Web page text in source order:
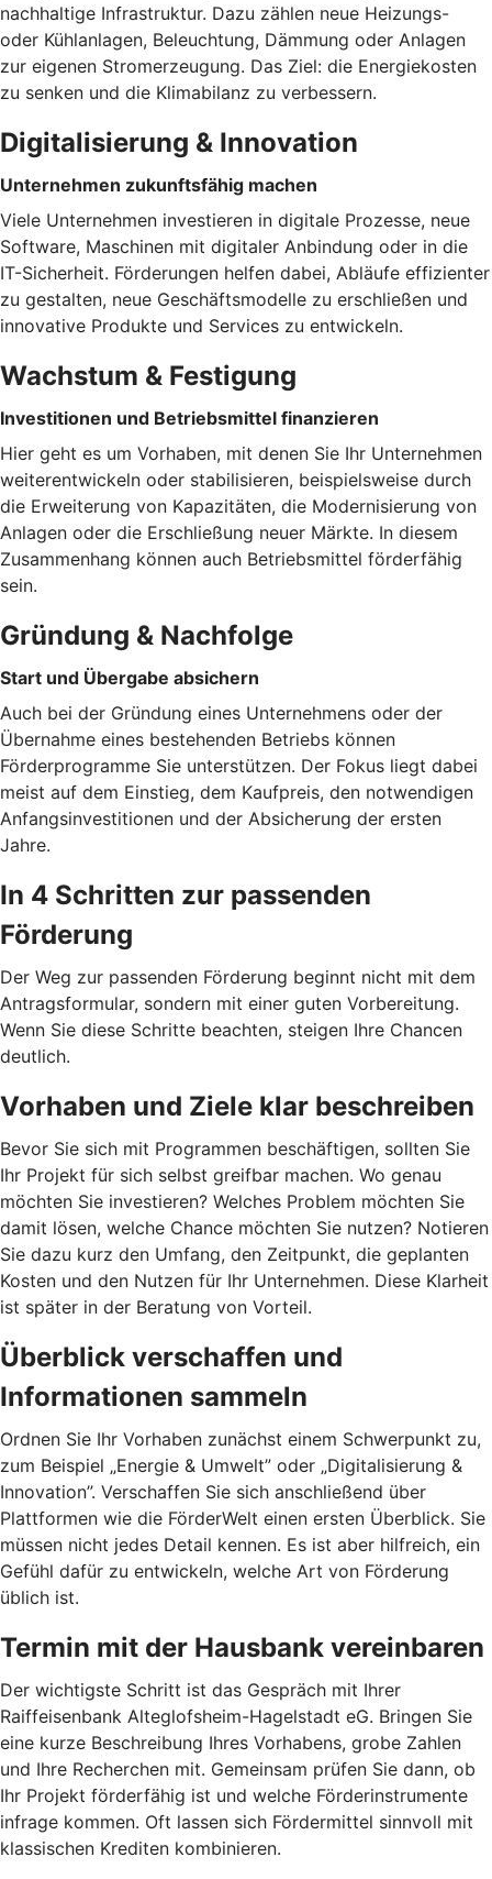
nachhaltige Infrastruktur. Dazu zählen neue Heizungs-
oder Kühlanlagen, Beleuchtung, Dämmung oder Anlagen
zur eigenen Stromerzeugung. Das Ziel: die Energiekosten
zu senken und die Klimabilanz zu verbessern.
Digitalisierung & Innovation
Unternehmen zukunftsfähig machen
Viele Unternehmen investieren in digitale Prozesse, neue
Software, Maschinen mit digitaler Anbindung oder in die
IT-Sicherheit. Förderungen helfen dabei, Abläufe effizienter
zu gestalten, neue Geschäftsmodelle zu erschließen und
innovative Produkte und Services zu entwickeln.
Wachstum & Festigung
Investitionen und Betriebsmittel finanzieren
Hier geht es um Vorhaben, mit denen Sie Ihr Unternehmen
weiterentwickeln oder stabilisieren, beispielsweise durch
die Erweiterung von Kapazitäten, die Modernisierung von
Anlagen oder die Erschließung neuer Märkte. In diesem
Zusammenhang können auch Betriebsmittel förderfähig
sein.
Gründung & Nachfolge
Start und Übergabe absichern
Auch bei der Gründung eines Unternehmens oder der
Übernahme eines bestehenden Betriebs können
Förderprogramme Sie unterstützen. Der Fokus liegt dabei
meist auf dem Einstieg, dem Kaufpreis, den notwendigen
Anfangsinvestitionen und der Absicherung der ersten
Jahre.
In 4 Schritten zur passenden
Förderung
Der Weg zur passenden Förderung beginnt nicht mit dem
Antragsformular, sondern mit einer guten Vorbereitung.
Wenn Sie diese Schritte beachten, steigen Ihre Chancen
deutlich.
Vorhaben und Ziele klar beschreiben
Bevor Sie sich mit Programmen beschäftigen, sollten Sie
Ihr Projekt für sich selbst greifbar machen. Wo genau
möchten Sie investieren? Welches Problem möchten Sie
damit lösen, welche Chance möchten Sie nutzen? Notieren
Sie dazu kurz den Umfang, den Zeitpunkt, die geplanten
Kosten und den Nutzen für Ihr Unternehmen. Diese Klarheit
ist später in der Beratung von Vorteil.
Überblick verschaffen und
Informationen sammeln
Ordnen Sie Ihr Vorhaben zunächst einem Schwerpunkt zu,
zum Beispiel „Energie & Umwelt” oder „Digitalisierung &
Innovation”. Verschaffen Sie sich anschließend über
Plattformen wie die FörderWelt einen ersten Überblick. Sie
müssen nicht jedes Detail kennen. Es ist aber hilfreich, ein
Gefühl dafür zu entwickeln, welche Art von Förderung
üblich ist.
Termin mit der Hausbank vereinbaren
Der wichtigste Schritt ist das Gespräch mit Ihrer
Raiffeisenbank Alteglofsheim-Hagelstadt eG. Bringen Sie
eine kurze Beschreibung Ihres Vorhabens, grobe Zahlen
und Ihre Recherchen mit. Gemeinsam prüfen Sie dann, ob
Ihr Projekt förderfähig ist und welche Förderinstrumente
infrage kommen. Oft lassen sich Fördermittel sinnvoll mit
klassischen Krediten kombinieren.